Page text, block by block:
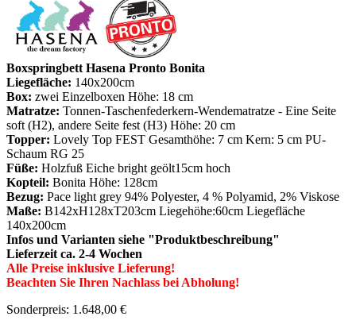
Boxspringbett Hasena Pronto Bonita
Liegefläche: 140x200cm
Box: zwei Einzelboxen Höhe: 18 cm
Matratze: Tonnen-Taschenfederkern-Wendematratze - Eine Seite
soft (H2), andere Seite fest (H3) Höhe: 20 cm
Topper: Lovely Top FEST Gesamthöhe: 7 cm Kern: 5 cm PU-
Schaum RG 25
Füße: Holzfuß Eiche bright geölt15cm hoch
Kopteil: Bonita Höhe: 128cm
Bezug: Pace light grey 94% Polyester, 4 % Polyamid, 2% Viskose
Maße: B142xH128xT203cm Liegehöhe:60cm Liegefläche
140x200cm
Infos und Varianten siehe "Produktbeschreibung"
Lieferzeit ca. 2-4 Wochen
Alle Preise inklusive Lieferung!
Beachten Sie Ihren Nachlass bei Abholung!
Sonderpreis: 1.648,00 €